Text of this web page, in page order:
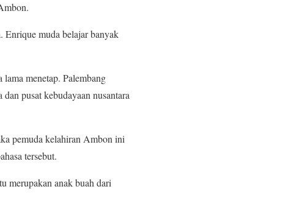
Enrique muda belajar banyak
menetap. Palembang
pusat kebudayaan nusantara
pemuda kelahiran Ambon ini
tersebut.
merupakan anak buah dari